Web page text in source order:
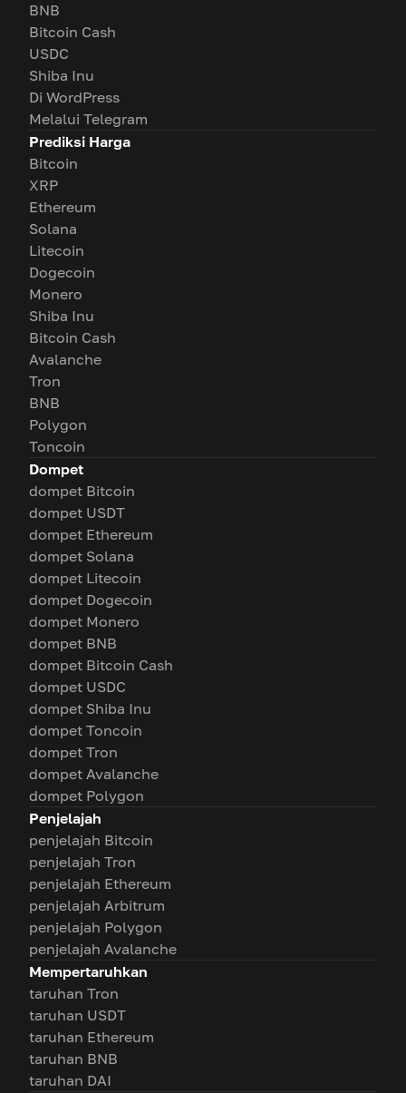
BNB
Bitcoin Cash
USDC
Shiba Inu
Di WordPress
Melalui Telegram
Prediksi Harga
Bitcoin
XRP
Ethereum
Solana
Litecoin
Dogecoin
Monero
Shiba Inu
Bitcoin Cash
Avalanche
Tron
BNB
Polygon
Toncoin
Dompet
dompet Bitcoin
dompet USDT
dompet Ethereum
dompet Solana
dompet Litecoin
dompet Dogecoin
dompet Monero
dompet BNB
dompet Bitcoin Cash
dompet USDC
dompet Shiba Inu
dompet Toncoin
dompet Tron
dompet Avalanche
dompet Polygon
Penjelajah
penjelajah Bitcoin
penjelajah Tron
penjelajah Ethereum
penjelajah Arbitrum
penjelajah Polygon
penjelajah Avalanche
Mempertaruhkan
taruhan Tron
taruhan USDT
taruhan Ethereum
taruhan BNB
taruhan DAI